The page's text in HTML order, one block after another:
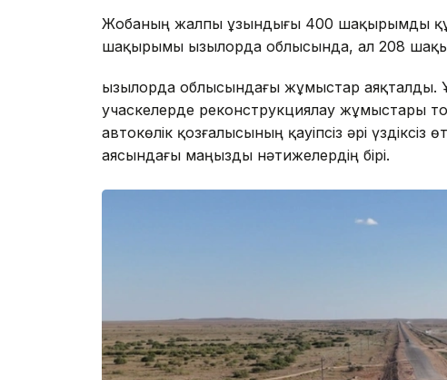
Жобаның жалпы ұзындығы 400 шақырымды
шақырымы Қызылорда облысында, ал 208
Қызылорда облысындағы жұмыстар
учаскелерде реконструкциялау жұмыстары
автокөлік қозғалысының қауіпсіз әрі үздіксіз
аясындағы маңызды нәтижелердің бірі.